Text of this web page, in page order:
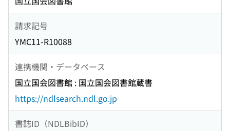
請求記号
YMC11-R10088
連携機関・データベース
国立国会図書館 : 国立国会図書館蔵書
https://ndlsearch.ndl.go.jp
書誌ID（NDLBibID）